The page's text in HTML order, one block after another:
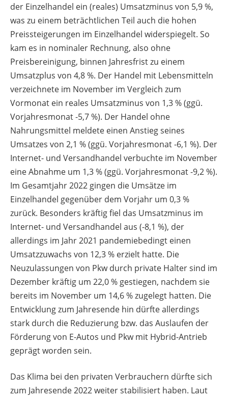
der Einzelhandel ein (reales) Umsatzminus von 5,9 %,
was zu einem beträchtlichen Teil auch die hohen
Preissteigerungen im Einzelhandel widerspiegelt. So
kam es in nominaler Rechnung, also ohne
Preisbereinigung, binnen Jahresfrist zu einem
Umsatzplus von 4,8 %. Der Handel mit Lebensmitteln
verzeichnete im November im Vergleich zum
Vormonat ein reales Umsatzminus von 1,3 % (ggü.
Vorjahresmonat -5,7 %). Der Handel ohne
Nahrungsmittel meldete einen Anstieg seines
Umsatzes von 2,1 % (ggü. Vorjahresmonat -6,1 %). Der
Internet- und Versandhandel verbuchte im November
eine Abnahme um 1,3 % (ggü. Vorjahresmonat -9,2 %).
Im Gesamtjahr 2022 gingen die Umsätze im
Einzelhandel gegenüber dem Vorjahr um 0,3 %
zurück. Besonders kräftig fiel das Umsatzminus im
Internet- und Versandhandel aus (-8,1 %), der
allerdings im Jahr 2021 pandemiebedingt einen
Umsatzzuwachs von 12,3 % erzielt hatte. Die
Neuzulassungen von Pkw durch private Halter sind im
Dezember kräftig um 22,0 % gestiegen, nachdem sie
bereits im November um 14,6 % zugelegt hatten. Die
Entwicklung zum Jahresende hin dürfte allerdings
stark durch die Reduzierung bzw. das Auslaufen der
Förderung von E-Autos und Pkw mit Hybrid-Antrieb
geprägt worden sein.
Das Klima bei den privaten Verbrauchern dürfte sich
zum Jahresende 2022 weiter stabilisiert haben. Laut